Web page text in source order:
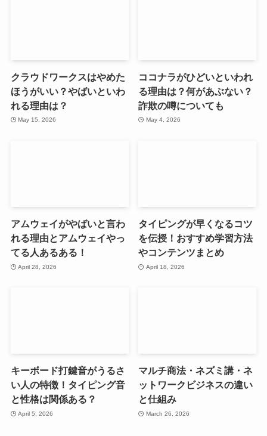
クラウドワークスはやめた
ほうがいい？やばいといわ
れる理由は？
May 15, 2026
ココナラがひどいといわれ
る理由は？何があぶない？
詐欺の噂についても
May 4, 2026
アムウェイがやばいと言わ
れる理由とアムウェイやっ
てる人あるある！
April 28, 2026
タイピングが早くなるコツ
を伝授！おすすめ学習方法
やコンテンツまとめ
April 18, 2026
キーボード打鍵音がうるさ
い人の特徴！タイピング音
と性格は関係ある？
April 5, 2026
マルチ商法・ネズミ講・ネ
ットワークビジネスの違い
と仕組み
March 26, 2026